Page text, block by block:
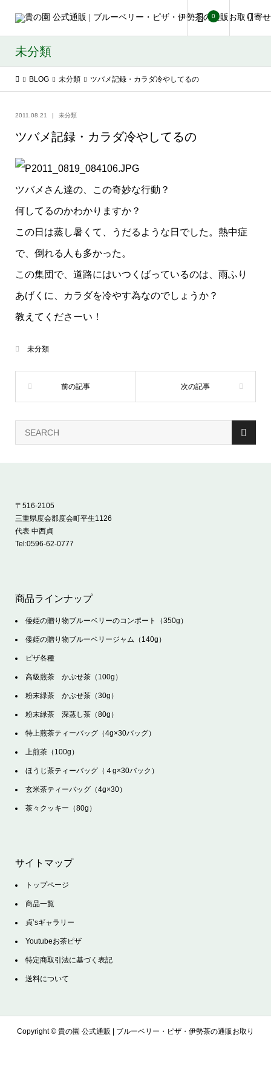
0
未分類
BLOG 未分類 ツバメ記録・カラダ冷やしてるの
2011.08.21 未分類
ツバメ記録・カラダ冷やしてるの
ツバメさん達の、この奇妙な行動？
何してるのかわかりますか？
この日は蒸し暑くて、うだるような日でした。熱中症
で、倒れる人も多かった。
この集団で、道路にはいつくばっているのは、雨ふり
あげくに、カラダを冷やす為なのでしょうか？
教えてくださーい！
未分類
〒516-2105
三重県度会郡度会町平生1126
代表 中西貞
Tel:0596-62-0777
商品ラインナップ
倭姫の贈り物ブルーベリーのコンポート（350g）
倭姫の贈り物ブルーベリージャム（140g）
ピザ各種
高級煎茶 かぶせ茶（100g）
粉末緑茶 かぶせ茶（30g）
粉末緑茶 深蒸し茶（80g）
特上煎茶ティーバッグ（4g×30バッグ）
上煎茶（100g）
ほうじ茶ティーバッグ（４g×30バック）
玄米茶ティーバッグ（4g×30）
茶々クッキー（80g）
サイトマップ
トップページ
商品一覧
貞’sギャラリー
Youtubeお茶ピザ
特定商取引法に基づく表記
送料について
Copyright © 貴の園 公式通販 | ブルーベリー・ピザ・伊勢茶の通販お取り